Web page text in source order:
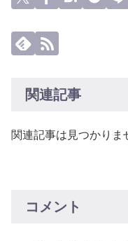
関連記事
関連記事は見つかりま
コメント